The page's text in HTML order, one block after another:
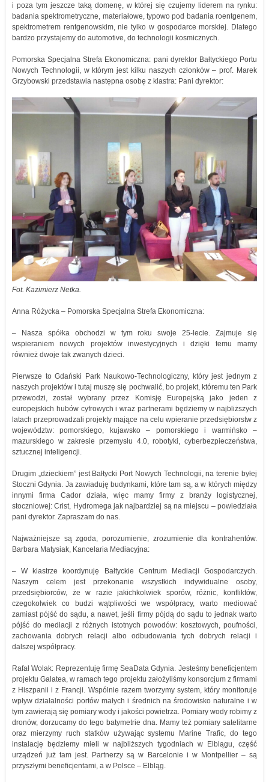
i poza tym jeszcze taką domenę, w której się czujemy liderem na rynku:
badania spektrometryczne, materiałowe, typowo pod badania roentgenem,
spektrometrem rentgenowskim, nie tylko w gospodarce morskiej. Dlatego
bardzo przystajemy do automotive, do technologii kosmicznych.
Pomorska Specjalna Strefa Ekonomiczna: pani dyrektor Bałtyckiego Portu
Nowych Technologii, w którym jest kilku naszych członków – prof. Marek
Grzybowski przedstawia następna osobę z klastra: Pani dyrektor:
Fot. Kazimierz Netka.
Anna Różycka – Pomorska Specjalna Strefa Ekonomiczna:
– Nasza spółka obchodzi w tym roku swoje 25-lecie. Zajmuje się
wspieraniem nowych projektów inwestycyjnych i dzięki temu mamy
również dwoje tak zwanych dzieci.
Pierwsze to Gdański Park Naukowo-Technologiczny, który jest jednym z
naszych projektów i tutaj muszę się pochwalić, bo projekt, któremu ten Park
przewodzi, został wybrany przez Komisję Europejską jako jeden z
europejskich hubów cyfrowych i wraz partnerami będziemy w najbliższych
latach przeprowadzali projekty mające na celu wpieranie przedsiębiorstw z
województw: pomorskiego, kujawsko – pomorskiego i warmińsko –
mazurskiego w zakresie przemysłu 4.0, robotyki, cyberbezpieczeństwa,
sztucznej inteligencji.
Drugim „dzieckiem” jest Bałtycki Port Nowych Technologii, na terenie byłej
Stoczni Gdynia. Ja zawiaduję budynkami, które tam są, a w których między
innymi firma Cador działa, więc mamy firmy z branży logistycznej,
stoczniowej: Crist, Hydromega jak najbardziej są na miejscu – powiedziała
pani dyrektor. Zapraszam do nas.
Najważniejsze są zgoda, porozumienie, zrozumienie dla kontrahentów.
Barbara Matysiak, Kancelaria Mediacyjna:
– W klastrze koordynuję Bałtyckie Centrum Mediacji Gospodarczych.
Naszym celem jest przekonanie wszystkich indywidualne osoby,
przedsiębiorców, że w razie jakichkolwiek sporów, różnic, konfliktów,
czegokolwiek co budzi wątpliwości we współpracy, warto mediować
zamiast pójść do sądu, a nawet, jeśli firmy pójdą do sądu to jednak warto
pójść do mediacji z różnych istotnych powodów: kosztowych, poufności,
zachowania dobrych relacji albo odbudowania tych dobrych relacji i
dalszej współpracy.
Rafał Wolak: Reprezentuję firmę SeaData Gdynia. Jesteśmy beneficjentem
projektu Galatea, w ramach tego projektu założyliśmy konsorcjum z firmami
z Hiszpanii i z Francji. Wspólnie razem tworzymy system, który monitoruje
wpływ działalności portów małych i średnich na środowisko naturalne i w
tym zawierają się pomiary wody i jakości powietrza. Pomiary wody robimy z
dronów, dorzucamy do tego batymetrie dna. Mamy też pomiary satelitarne
oraz mierzymy ruch statków używając systemu Marine Trafic, do tego
instalację będziemy mieli w najbliższych tygodniach w Elblągu, część
urządzeń już tam jest. Partnerzy są w Barcelonie i w Montpellier – są
przyszłymi beneficjentami, a w Polsce – Elbląg.